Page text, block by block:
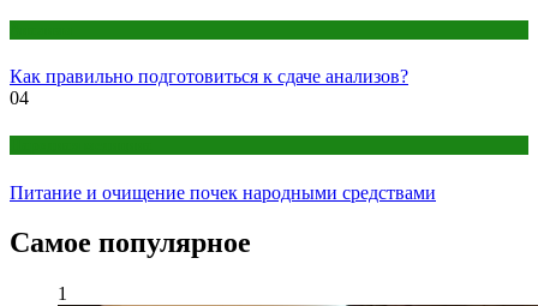
Как правильно подготовиться к сдаче анализов?
04
Питание и очищение почек народными средствами
Самое популярное
1